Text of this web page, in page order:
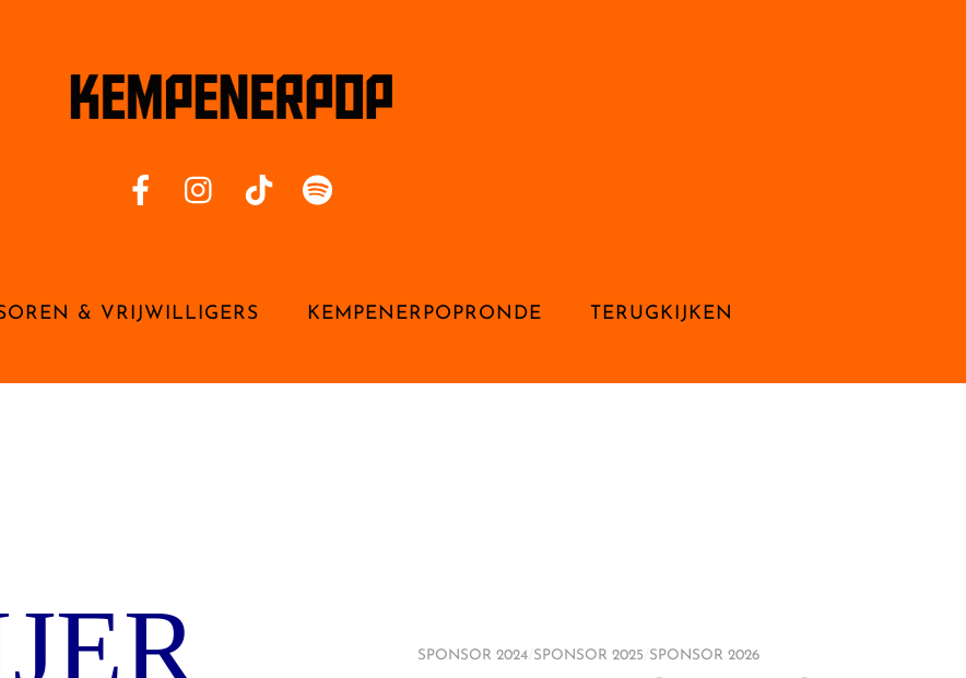
& VRIJWILLIGERS KEMPENERPOPRONDE TERUGKIJKEN
SPONSOR 2024 SPONSOR 2025 SPONSOR 2026